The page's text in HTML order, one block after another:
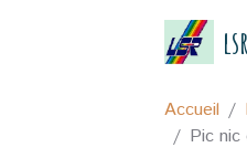
Accueil
Pic nic